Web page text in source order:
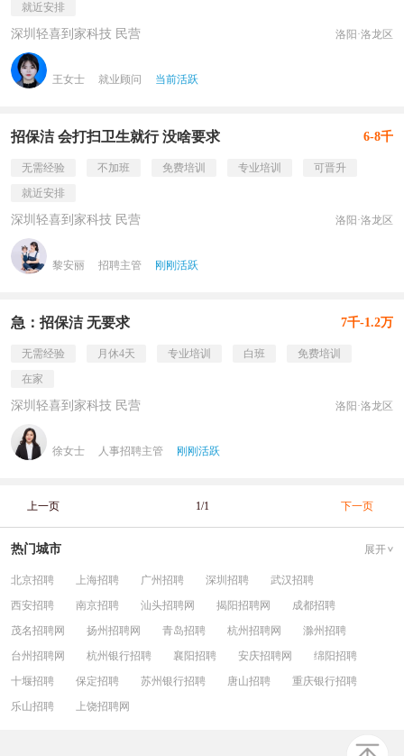
就近安排
深圳轻喜到家科技 民营 洛阳·洛龙区
王女士 就业顾问 当前活跃
招保洁 会打扫卫生就行 没啥要求 6-8千
无需经验 不加班 免费培训 专业培训
可晋升
就近安排
深圳轻喜到家科技 民营 洛阳·洛龙区
黎安丽 招聘主管 刚刚活跃
急：招保洁 无要求 7千-1.2万
无需经验 月休4天 专业培训 白班
免费培训
在家
深圳轻喜到家科技 民营 洛阳·洛龙区
徐女士 人事招聘主管 刚刚活跃
上一页 1/1 下一页
热门城市 展开
北京招聘 上海招聘 广州招聘 深圳招聘
武汉招聘
西安招聘
南京招聘 汕头招聘网 揭阳招聘网
成都招聘
茂名招聘网
扬州招聘网 青岛招聘 杭州招聘网
滁州招聘
台州招聘网
杭州银行招聘 襄阳招聘 安庆招聘网
绵阳招聘
十堰招聘
保定招聘 苏州银行招聘 唐山招聘
重庆银行招聘
乐山招聘
上饶招聘网